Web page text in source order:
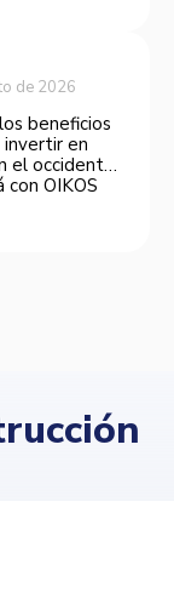
de 2026
beneficios
en
el occidente
OIKOS